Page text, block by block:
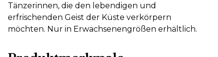
Tänzerinnen, die den lebendigen und
erfrischenden Geist der Küste verkörpern
möchten. Nur in Erwachsenengrößen erhältlich.